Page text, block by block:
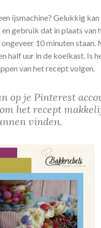
ijsmachine? Gelukkig
gebruik dat in plaats van
10 minuten
half uur in de koelkast. Is
van het recept volgen.
op je Pinterest
het recept
vinden.